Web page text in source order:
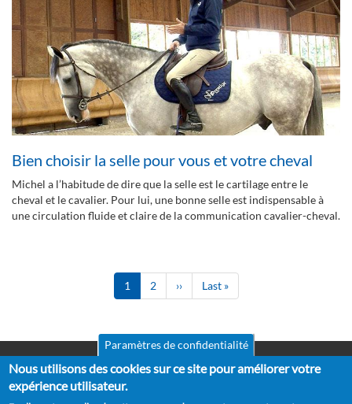
Bien choisir la selle pour vous et votre cheval
Michel a l’habitude de dire que la selle est le cartilage entre le
cheval et le cavalier. Pour lui, une bonne selle est indispensable à
une circulation fluide et claire de la communication cavalier-cheval.
Page
courante
1 Page
2
Page
suivante
››
Dernière
page
Last »
Pied
Mentions légales
CGV
Paramètres de confidentialité
Nous utilisons des cookies sur ce site pour améliorer votre
expérience utilisateur.